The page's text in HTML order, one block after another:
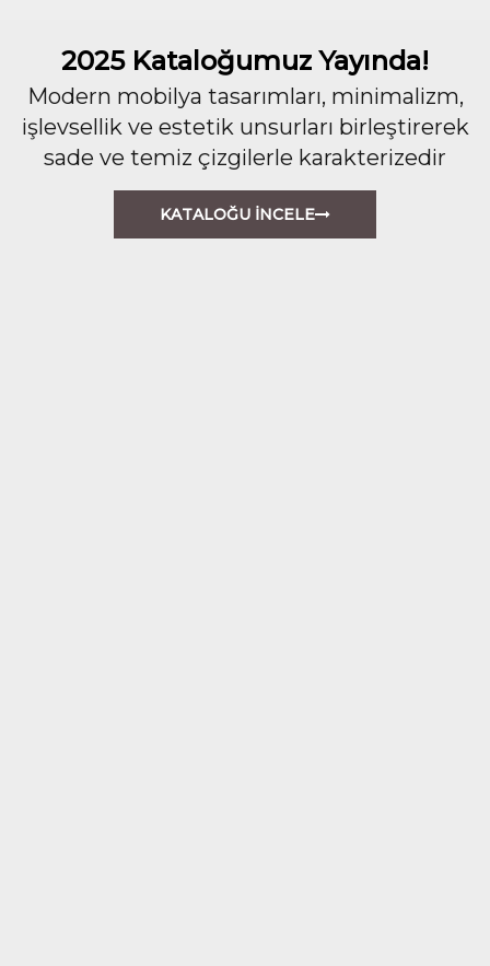
2025 Kataloğumuz Yayında!
Modern mobilya tasarımları, minimalizm,
işlevsellik ve estetik unsurları birleştirerek
sade ve temiz çizgilerle karakterizedir
KATALOĞU İNCELE